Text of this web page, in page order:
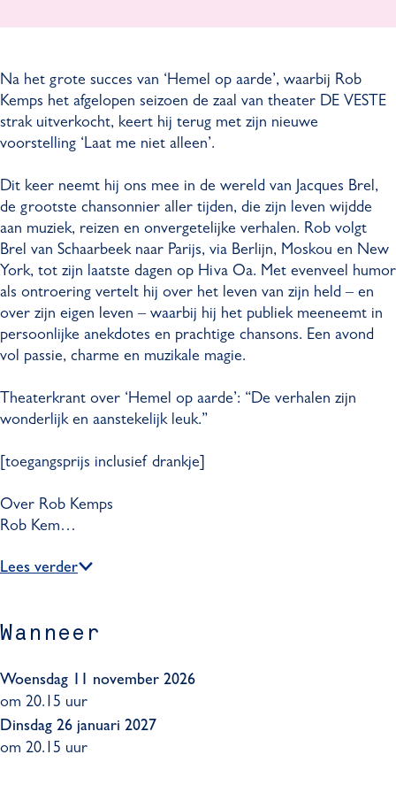
L
a
a
t
e
n
i
e
t
a
l
l
e
n
s
-
L
a
t
m
e
n
i
e
t
a
l
e
e
a
a
t
m
n
i
e
t
a
l
l
e
e
p
s
-
L
a
t
m
e
n
i
e
t
a
l
e
n
Na het grote succes van ‘Hemel op aarde’, waarbij Rob
Kemps het afgelopen seizoen de zaal van theater DE VESTE
strak uitverkocht, keert hij terug met zijn nieuwe
voorstelling ‘Laat me niet alleen’.
Dit keer neemt hij ons mee in de wereld van Jacques Brel,
de grootste chansonnier aller tijden, die zijn leven wijdde
aan muziek, reizen en onvergetelijke verhalen. Rob volgt
Brel van Schaarbeek naar Parijs, via Berlijn, Moskou en New
York, tot zijn laatste dagen op Hiva Oa. Met evenveel humor
als ontroering vertelt hij over het leven van zijn held – en
over zijn eigen leven – waarbij hij het publiek meeneemt in
persoonlijke anekdotes en prachtige chansons. Een avond
vol passie, charme en muzikale magie.
Theaterkrant over ‘Hemel op aarde’: “De verhalen zijn
wonderlijk en aanstekelijk leuk.”
[toegangsprijs inclusief drankje]
Over Rob Kemps
Rob Kem…
Lees verder
Wanneer
Woensdag 11 november 2026
om 20.15 uur
Dinsdag 26 januari 2027
om 20.15 uur